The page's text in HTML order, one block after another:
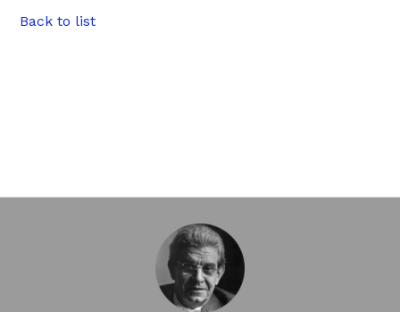
Back to list